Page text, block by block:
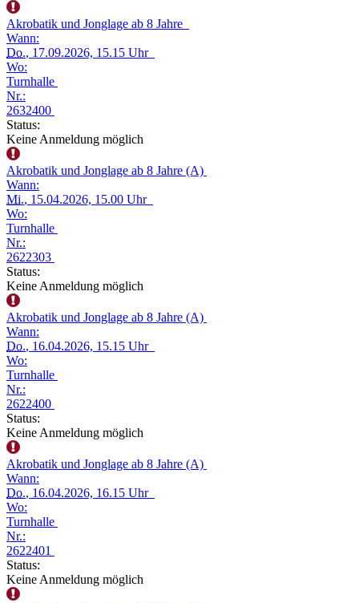
Akrobatik und Jonglage ab 8 Jahre
Wann:
Do., 17.09.2026, 15.15 Uhr
Wo:
Turnhalle
Nr.:
2632400
Status:
Keine Anmeldung möglich
Akrobatik und Jonglage ab 8 Jahre (A)
Wann:
Mi., 15.04.2026, 15.00 Uhr
Wo:
Turnhalle
Nr.:
2622303
Status:
Keine Anmeldung möglich
Akrobatik und Jonglage ab 8 Jahre (A)
Wann:
Do., 16.04.2026, 15.15 Uhr
Wo:
Turnhalle
Nr.:
2622400
Status:
Keine Anmeldung möglich
Akrobatik und Jonglage ab 8 Jahre (A)
Wann:
Do., 16.04.2026, 16.15 Uhr
Wo:
Turnhalle
Nr.:
2622401
Status:
Keine Anmeldung möglich